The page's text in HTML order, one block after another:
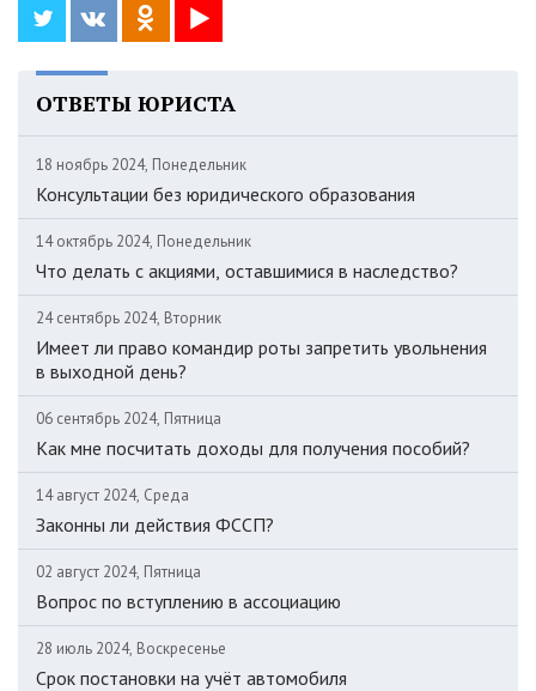
ОТВЕТЫ ЮРИСТА
18 ноябрь 2024, Понедельник
Консультации без юридического образования
14 октябрь 2024, Понедельник
Что делать с акциями, оставшимися в наследство?
24 сентябрь 2024, Вторник
Имеет ли право командир роты запретить увольнения
в выходной день?
06 сентябрь 2024, Пятница
Как мне посчитать доходы для получения пособий?
14 август 2024, Среда
Законны ли действия ФССП?
02 август 2024, Пятница
Вопрос по вступлению в ассоциацию
28 июль 2024, Воскресенье
Срок постановки на учёт автомобиля